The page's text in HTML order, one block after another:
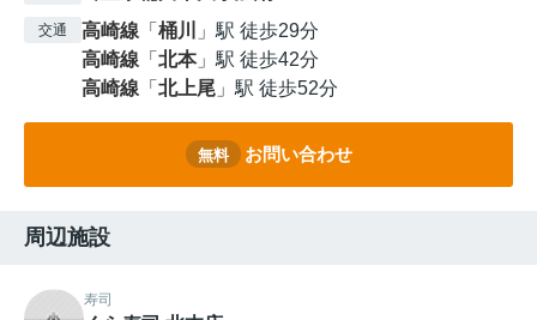
交通 高崎線 「 桶川
」駅 徒歩29分
高崎線 「 北本」駅 徒歩42分
高崎線 「 北上尾 」駅 徒歩52分
無料 お問い合わせ
周辺施設
寿司